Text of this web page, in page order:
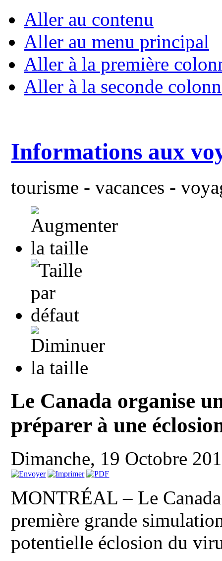
Aller au contenu
Aller au menu principal
Aller à la première
Aller à la seconde
Informations aux
tourisme - vacances -
Le Canada organise
préparer à une
Dimanche, 19 Octobre
MONTRÉAL – Le
première grande
potentielle éclosion du